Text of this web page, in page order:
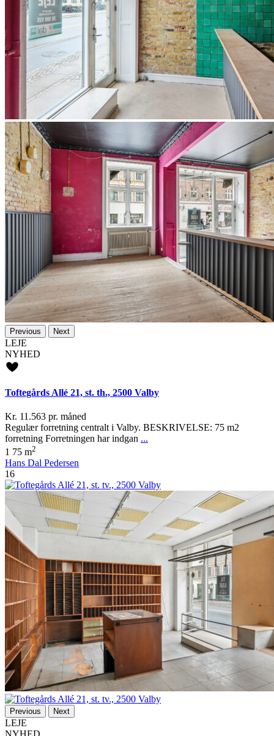
Previous Next
LEJE
NYHED
Toftegårds Allé 21, st. th., 2500 Valby
Kr. 11.563 pr. måned
Regulær forretning centralt i Valby. BESKRIVELSE: 75 m2
forretning Forretningen har indgan ...
1 75 m2
Hans Dal Pedersen
16
Previous Next
LEJE